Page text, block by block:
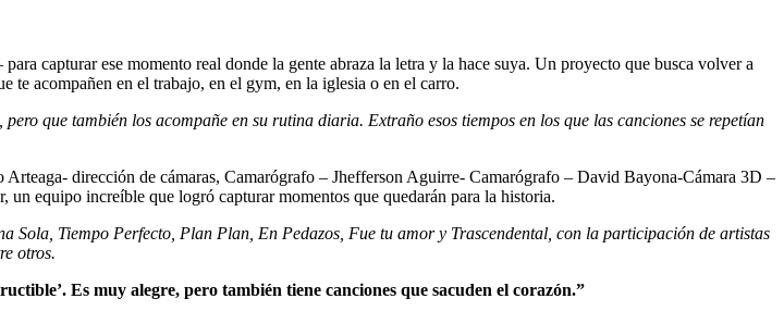
capturar ese momento real donde la gente abraza la letra y la hace suya. Un proyecto que busca volver a
te acompañen en el trabajo, en el gym, en la iglesia o en el carro.
que también los acompañe en su rutina diaria. Extraño esos tiempos en los que las canciones se repetían
dirección de cámaras, Camarógrafo – Jhefferson Aguirre- Camarógrafo – David Bayona-Cámara 3D –
equipo increíble que logró capturar momentos que quedarán para la historia.
Sola, Tiempo Perfecto, Plan Plan, En Pedazos, Fue tu amor y Trascendental, con la participación de artistas
otros.
Es muy alegre, pero también tiene canciones que sacuden el corazón.”